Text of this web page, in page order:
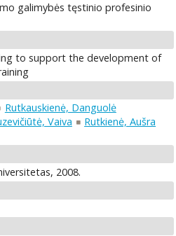
galimybės tęstinio profesinio
to support the development of
Rutkauskienė, Danguolė
Vaiva
Rutkienė, Aušra
2008.